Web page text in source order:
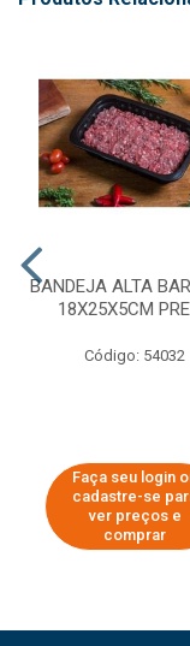
BANDEJA ALTA
18X25X5CM
Código: 54032
Faça seu login
cadastre-se
ver preços e
comprar